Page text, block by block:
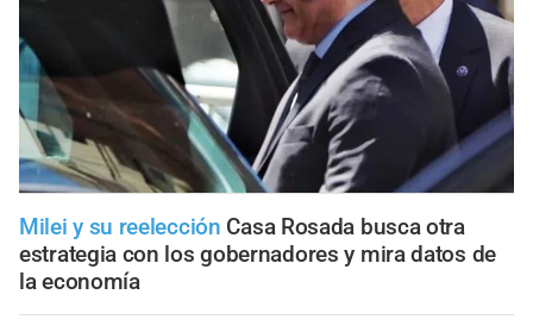
Milei y su reelección Casa Rosada busca otra
estrategia con los gobernadores y mira datos de
la economía